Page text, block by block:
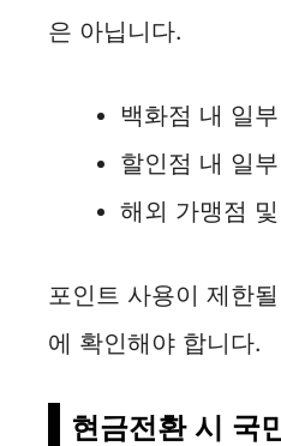
은 아닙니다.
백화점 내 일
할인점 내 일
해외 가맹점
포인트 사용이 제한
에 확인해야 합니다.
현금전환 시 국